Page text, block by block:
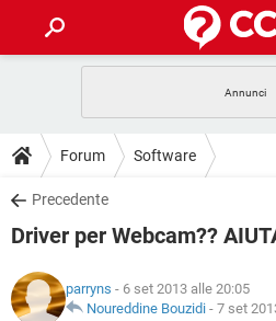
INTRATTENIMENTO
iOS
INSTAGRAM
TIKTOK
HARDWARE
GUIDE
COVID-19
INSTAGRAM
DOWNLOAD
COVID-19
INTRATTENIMENTO
iOS
COVID-19
GLOSSARIO
Forum Software
Precedente
Driver per Webcam??
parryns - 6 set 2013 alle 20:05
Noureddine Bouzidi - 7 set